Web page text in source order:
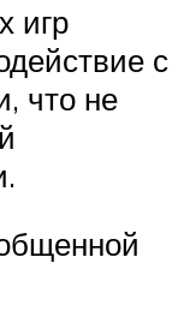
игр
с
что не